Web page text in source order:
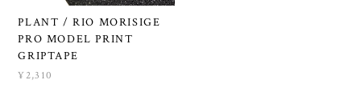
PLANT / RIO MORISIGE
PRO MODEL PRINT
GRIPTAPE
¥2,310